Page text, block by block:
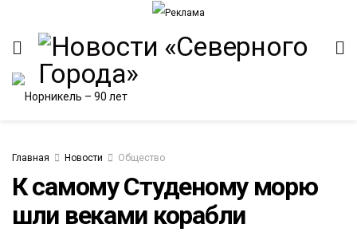
Главная Новости Общество
К самому Студеному морю
шли веками корабли